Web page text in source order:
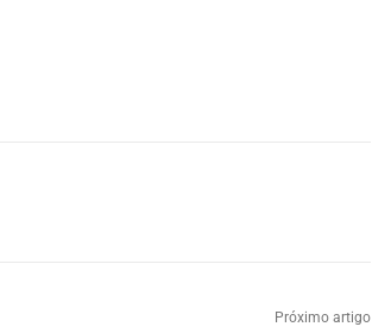
Próximo artigo